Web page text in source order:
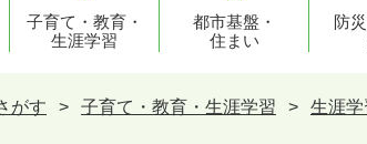
子育て・教育・
生涯学習
都市基盤・
住まい
防
がす > 子育て・教育・生涯学習 > 生涯